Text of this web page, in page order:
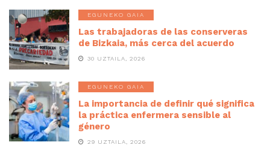
EGUNEKO GAIA
Las trabajadoras de las conserveras
de Bizkaia, más cerca del acuerdo
30 UZTAILA, 2026
EGUNEKO GAIA
La importancia de definir qué significa
la práctica enfermera sensible al
género
29 UZTAILA, 2026